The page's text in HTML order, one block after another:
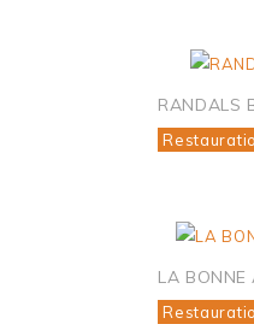
RANDALS
LA BONNE